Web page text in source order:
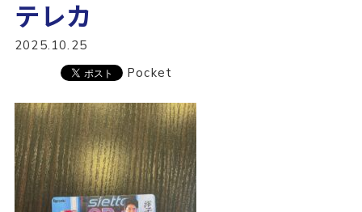
テレカ
2025.10.25
Pocket